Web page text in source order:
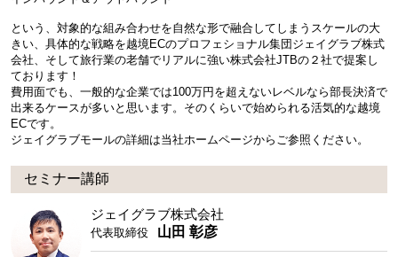
という、対象的な組み合わせを自然な形で融合してしまうスケールの大
きい、具体的な戦略を越境ECのプロフェショナル集団ジェイグラブ株式
会社、そして旅行業の老舗でリアルに強い株式会社JTBの２社で提案し
ております！
費用面でも、一般的な企業では100万円を超えないレベルなら部長決済で
出来るケースが多いと思います。そのくらいで始められる活気的な越境
ECです。
ジェイグラブモールの詳細は当社ホームページからご参照ください。
セミナー講師
ジェイグラブ株式会社
代表取締役 山田 彰彦